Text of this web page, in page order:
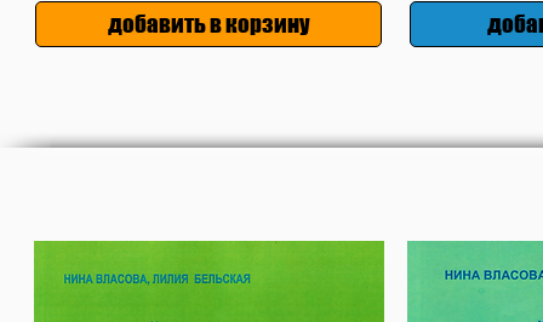
добавить в корзину